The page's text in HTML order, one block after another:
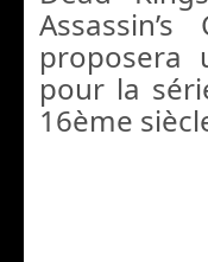
proposera
pour la
16ème